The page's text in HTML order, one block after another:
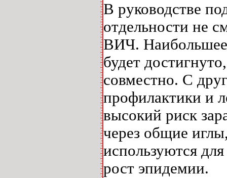
В руководстве
отдельности не
ВИЧ. Наибольшее
будет
совместно. С
профилактики и
высокий риск
через общие
используются
рост эпидемии.